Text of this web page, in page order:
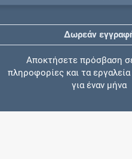
Δωρεάν
Αποκτήσετε πρόσβαση
πληροφορίες και τα
για έναν μήνα